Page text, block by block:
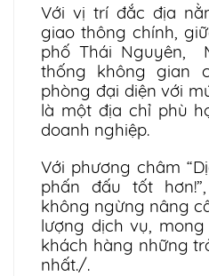
Với vị trí đắc địa
giao thông chính,
phố Thái Nguyên,
thống không gian
phòng đại diện với
là một địa chỉ phù
doanh nghiệp.
Với phương châm
phấn đấu tốt
không ngừng nâng
lượng dịch vụ,
khách hàng những
nhất./.